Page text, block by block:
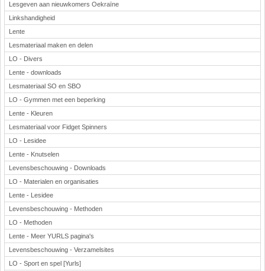
Lesgeven aan nieuwkomers Oekraïne
Linkshandigheid
Lente
Lesmateriaal maken en delen
LO - Divers
Lente - downloads
Lesmateriaal SO en SBO
LO - Gymmen met een beperking
Lente - Kleuren
Lesmateriaal voor Fidget Spinners
LO - Lesidee
Lente - Knutselen
Levensbeschouwing - Downloads
LO - Materialen en organisaties
Lente - Lesidee
Levensbeschouwing - Methoden
LO - Methoden
Lente - Meer YURLS pagina's
Levensbeschouwing - Verzamelsites
LO - Sport en spel [Yurls]